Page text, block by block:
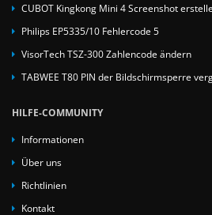
CUBOT Kingkong Mini 4 Screenshot
Philips EP5335/10 Fehlercode 5
VisorTech TSZ-300 Zahlencode ändern
TABWEE T80 PIN der Bildschirmsperre
HILFE-COMMUNITY
Informationen
Über uns
Richtlinien
Kontakt